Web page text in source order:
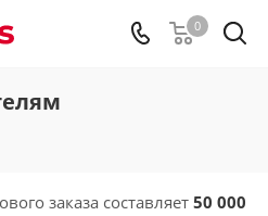
0
заказа составляет 50 000